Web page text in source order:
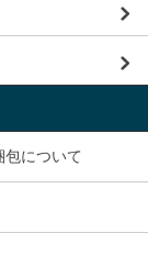
について